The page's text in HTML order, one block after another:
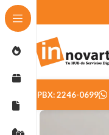
PBX: 2246-0699